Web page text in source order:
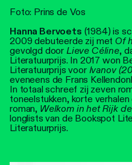
Foto: Prins de Vos
Hanna Bervoets (1984) is
2009 debuteerde zij metOf
gevolgd door Lieve Céline,
Literatuurprijs. In 2017 won
Literatuurprijs voor Ivanov
eveneens de Frans
In totaal schreef zij zeven
toneelstukken, korte
roman, Welkom in het Rijk
longlists van de Bookspot
Literatuurprijs.